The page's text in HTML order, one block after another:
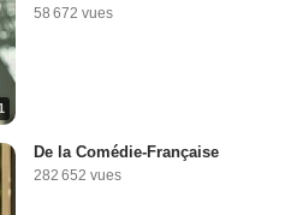
58 672 vues
De la Comédie-Française
282 652 vues